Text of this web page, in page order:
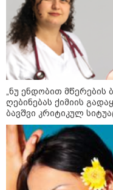
კატეგორიის
„ნუ ენდობით მწერების
ღებინებას ქიმიის
ბავშვი კრიტიკულ
ახვლედიანის რჩევები